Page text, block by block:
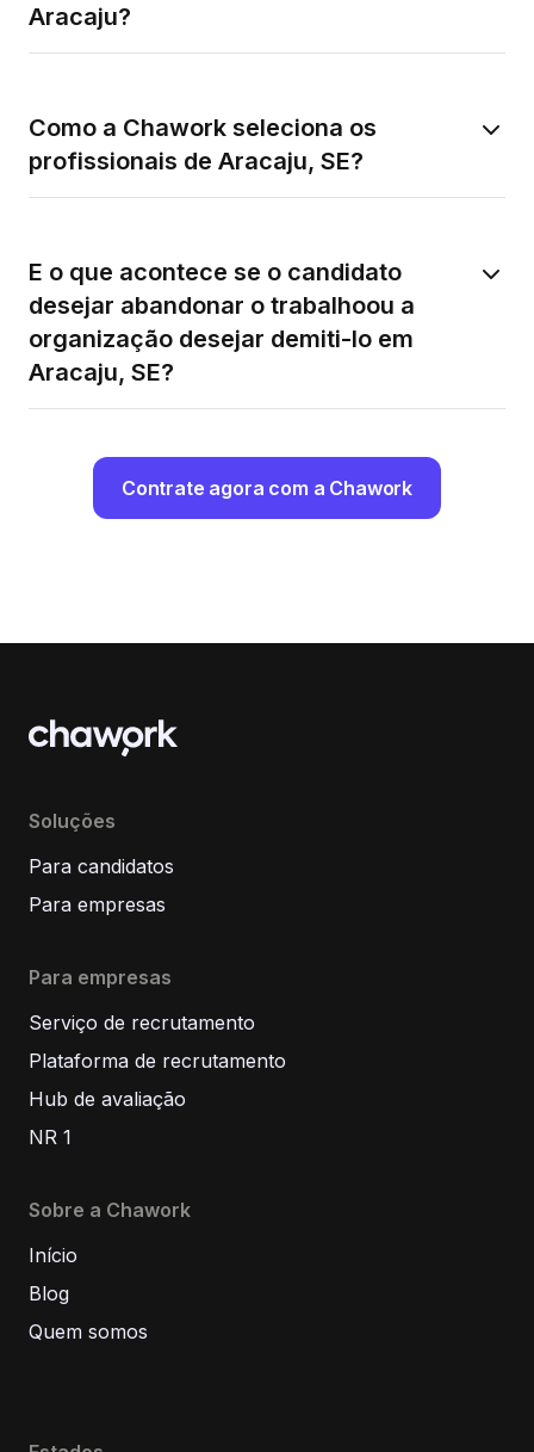
Aracaju?
Como a Chawork seleciona os
profissionais de Aracaju, SE?
E o que acontece se o candidato
desejar abandonar o trabalhoou a
organização desejar demiti-lo em
Aracaju, SE?
Contrate agora com a Chawork
Soluções
Para candidatos
Para empresas
Para empresas
Serviço de recrutamento
Plataforma de recrutamento
Hub de avaliação
NR 1
Sobre a Chawork
Início
Blog
Quem somos